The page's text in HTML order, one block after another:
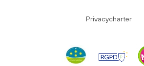
Privacycharter